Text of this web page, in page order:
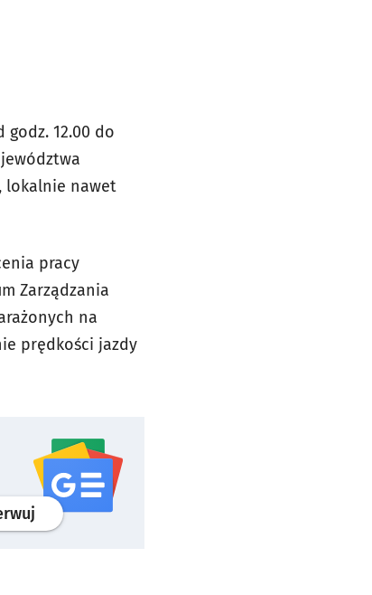
godz. 12.00 do
lokalnie nawet
pracy
Zarządzania
na
prędkości jazdy
profilgoogle news